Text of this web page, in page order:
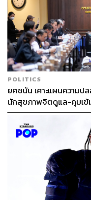
POLITICS
ยศชนัน เคาะแผนความป
นักสุขภาพจิตดูแล-คุมเ